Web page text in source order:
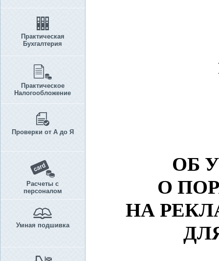
Практическая
Бухгалтерия
Практическое
Налогообложение
Проверки от А до Я
Расчеты с
персоналом
Умная подшивка
ОБ
О
НА